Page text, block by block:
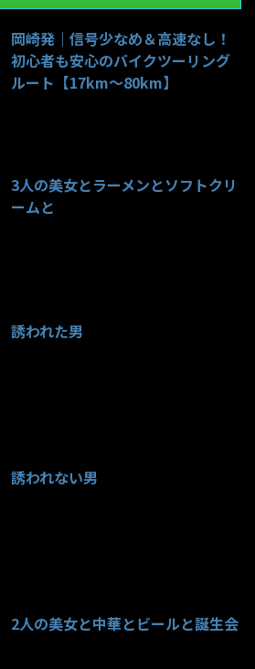
岡崎発｜信号少なめ＆高速なし！
初心者も安心のバイクツーリング
ルート【17km〜80km】
3人の美女とラーメンとソフトクリ
ームと
誘われた男
誘われない男
2人の美女と中華とビールと誕生会